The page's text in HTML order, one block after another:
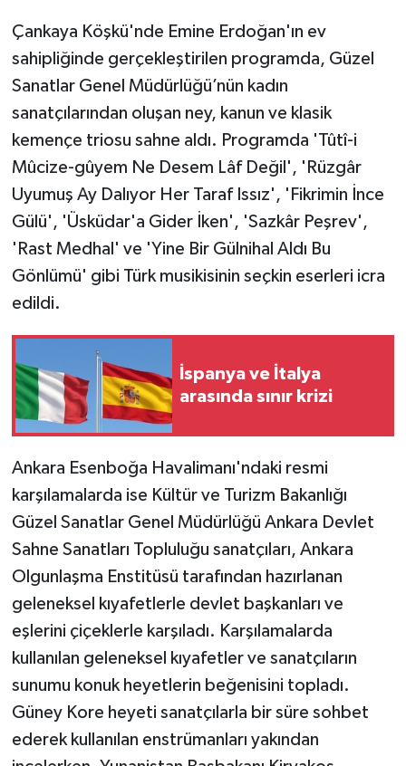
Çankaya Köşkü'nde Emine Erdoğan'ın ev
sahipliğinde gerçekleştirilen programda, Güzel
Sanatlar Genel Müdürlüğü’nün kadın
sanatçılarından oluşan ney, kanun ve klasik
kemençe triosu sahne aldı. Programda 'Tûtî-i
Mûcize-gûyem Ne Desem Lâf Değil', 'Rüzgâr
Uyumuş Ay Dalıyor Her Taraf Issız', 'Fikrimin İnce
Gülü', 'Üsküdar'a Gider İken', 'Sazkâr Peşrev',
'Rast Medhal' ve 'Yine Bir Gülnihal Aldı Bu
Gönlümü' gibi Türk musikisinin seçkin eserleri icra
edildi.
İspanya ve İtalya
arasında sınır krizi
Ankara Esenboğa Havalimanı'ndaki resmi
karşılamalarda ise Kültür ve Turizm Bakanlığı
Güzel Sanatlar Genel Müdürlüğü Ankara Devlet
Sahne Sanatları Topluluğu sanatçıları, Ankara
Olgunlaşma Enstitüsü tarafından hazırlanan
geleneksel kıyafetlerle devlet başkanları ve
eşlerini çiçeklerle karşıladı. Karşılamalarda
kullanılan geleneksel kıyafetler ve sanatçıların
sunumu konuk heyetlerin beğenisini topladı.
Güney Kore heyeti sanatçılarla bir süre sohbet
ederek kullanılan enstrümanları yakından